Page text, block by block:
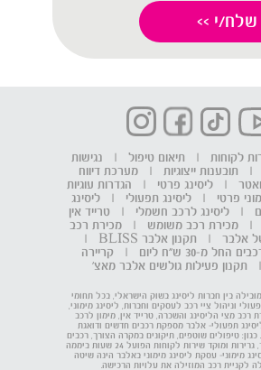
לקוחות | תיאום טיפול |
נגישות
| תובענות ייצוגיות |
מערכת דיווח
| ליסינג פרטי |
הגדרות עוגיות
פרטי | ליסינג תפעולי |
ליסינג
| ליסינג לרכב חשמלי |
טרייד אין
| מכירת רכב משומש |
מכירת רכב
אלבר | תקנון אלבר BLISS
|
החל מ-30 ש"ח ליום
|
קריירה
| תקנון פעילות גולשים אלבר מאצ'
בין חברות ליסינג בשוק הישראלי, בכל תחומי
וניהול ציי רכב לעסקים וחברות, ליסינג מימוני,
רכב מצי הליסינג והשכרה, טרייד אין, מימון לרכב
תפעולי- אלבר מספקת רכבים חדשים ודואגת
טיפולים שוטפים, תיקונים במקרה הצורך, רכבים
חלופיים,חילוצי דרך, גרירות ומוקד שירות לקוחות הפועל 24 שעות ביממה
מימוני- עסקת ליסינג מימוני באלבר הינה שיטה
לקניית רכב המוזילה את עלויות הרכישה.